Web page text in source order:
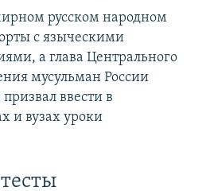
русском народном
с языческими
а глава Центрального
мусульман России
ввести в
и вузах уроки